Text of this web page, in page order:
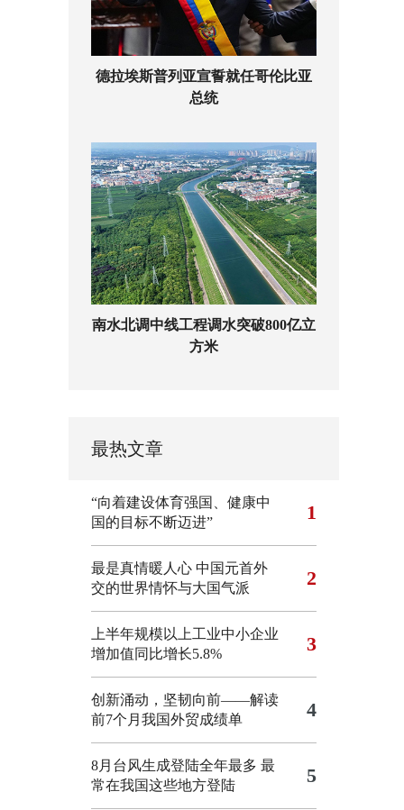
德拉埃斯普列亚宣誓就任哥伦比亚
总统
南水北调中线工程调水突破800亿立
方米
最热文章
“向着建设体育强国、健康中
国的目标不断迈进”
1
最是真情暖人心 中国元首外
交的世界情怀与大国气派
2
上半年规模以上工业中小企业
增加值同比增长5.8%
3
创新涌动，坚韧向前——解读
前7个月我国外贸成绩单
4
8月台风生成登陆全年最多 最
常在我国这些地方登陆
5